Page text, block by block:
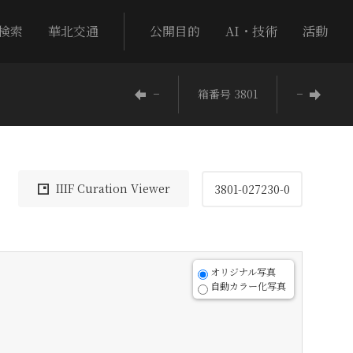
索 華北交通 公開目的 AI・技術 活動
− 箱番号 3801 −
IIIF Curation Viewer 3801-027230-0
オリジナル写真
自動カラー化写真